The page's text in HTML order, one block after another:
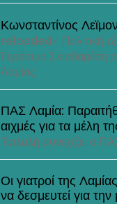
Κωνσταντίνος
reloaded»: Πολιτική
Γεράσιμο Σκιαδαρέση
Λαμίας
ΠΑΣ Λαμία:
αιχμές για τα μέλη
Τσιλαλή συνεχίζει ο
Οι γιατροί της
να δεσμευτεί για